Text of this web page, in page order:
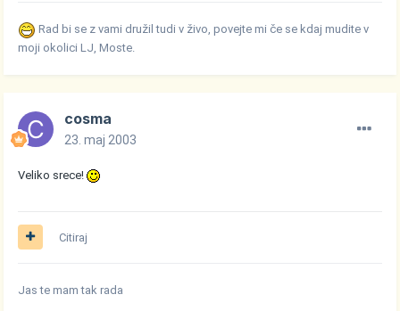
Rad bi se z vami družil tudi v živo, povejte mi če se kdaj mudite v
moji okolici LJ, Moste.
cosma
23. maj 2003
Veliko srece!
Citiraj
Jas te mam tak rada